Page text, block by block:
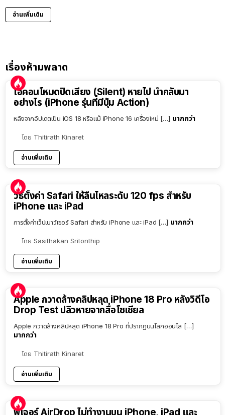
อ่านเพิ่มเติม
เรื่องห้ามพลาด
ไอคอนโหมดปิดเสียง (Silent) หายไป นำกลับมา
อย่างไร (iPhone รุ่นที่มีปุ่ม Action)
หลังจากอัปเดตเป็น iOS 18 หรือแม้ iPhone 16 เครื่องใหม่ […] มากกว่า
โดย Thitirath Kinaret
อ่านเพิ่มเติม
วิธีตั้งค่า Safari ให้ลื่นไหลระดับ 120 fps สำหรับ
iPhone และ iPad
การตั้งค่าเว็ปเบาว์เซอร์ Safari สำหรับ iPhone และ iPad […] มากกว่า
โดย Sasithakan Sritonthip
อ่านเพิ่มเติม
Apple กวาดล้างคลิปหลุด iPhone 18 Pro หลังวิดีโอ
Drop Test ปลิวหายจากสื่อโซเชียล
Apple กวาดล้างคลิปหลุด iPhone 18 Pro ที่ปรากฏบนโลกออนไล […]
มากกว่า
โดย Thitirath Kinaret
อ่านเพิ่มเติม
ฟีเจอร์ AirDrop ไม่ทำงานบน iPhone, iPad และ